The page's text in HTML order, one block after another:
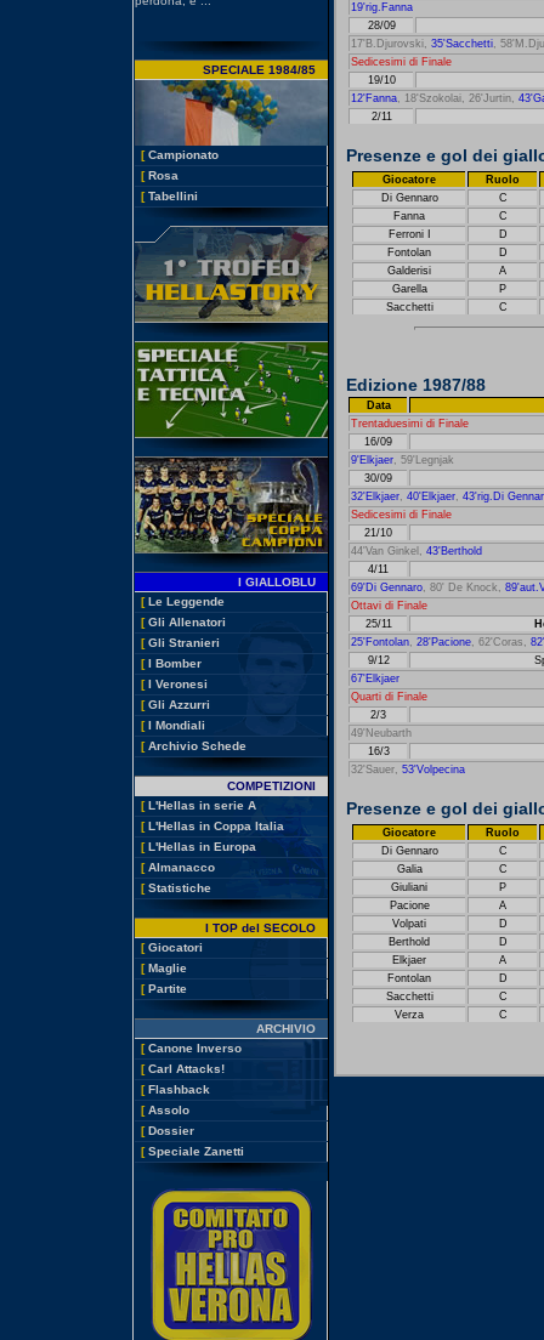
SPECIALE 1984/85
[ Campionato
[ Rosa
[ Tabellini
I GIALLOBLU
[ Le Leggende
[ Gli Allenatori
[ Gli Stranieri
[ I Bomber
[ I Veronesi
[ Gli Azzurri
[ I Mondiali
[ Archivio Schede
COMPETIZIONI
[ L'Hellas in serie A
[ L'Hellas in Coppa Italia
[ L'Hellas in Europa
[ Almanacco
[ Statistiche
I TOP del SECOLO
[ Giocatori
[ Maglie
[ Partite
ARCHIVIO
[ Canone Inverso
[ Carl Attacks!
[ Flashback
[ Assolo
[ Dossier
[ Speciale Zanetti
19'rig.Fanna
28/09
17'B.Djurovski, 35'Sacchetti,
Sedicesimi di Finale
19/10
12'Fanna, 18'Szokolai, 26'Jurtin,
2/11
Presenze e gol dei
Giocatore
Ruolo
Di Gennaro
C
Fanna
C
Ferroni I
D
Fontolan
D
Galderisi
A
Garella
P
Sacchetti
C
Edizione 1987/88
Data
Trentaduesimi di Finale
16/09
9'Elkjaer , 59'Legnjak
30/09
32'Elkjaer 40'Elkjaer 43'rig.Di
Sedicesimi di Finale
21/10
44'Van Ginkel, 43'Berthold
4/11
69'Di Gennaro , 80' De Knock,
Ottavi di Finale
25/11
25'Fontolan 28'Pacione , 62'Coras,
9/12
67'Elkjaer
Quarti di Finale
2/3
49'Neubarth
16/3
32'Sauer, 53'Volpecina
Presenze e gol dei
Giocatore
Ruolo
Di Gennaro
C
Galia
C
Giuliani
P
Pacione
A
Volpati
D
Berthold
D
Elkjaer
A
Fontolan
D
Sacchetti
C
Verza
C